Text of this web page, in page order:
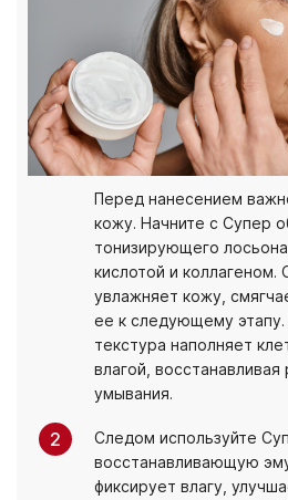
Перед нанесением
кожу. Начните с Супер
тонизирующего
кислотой и коллагеном.
увлажняет кожу,
ее к следующему этапу.
текстура наполняет
влагой,
умывания.
Следом используйте
восстанавливающую
фиксирует влагу,